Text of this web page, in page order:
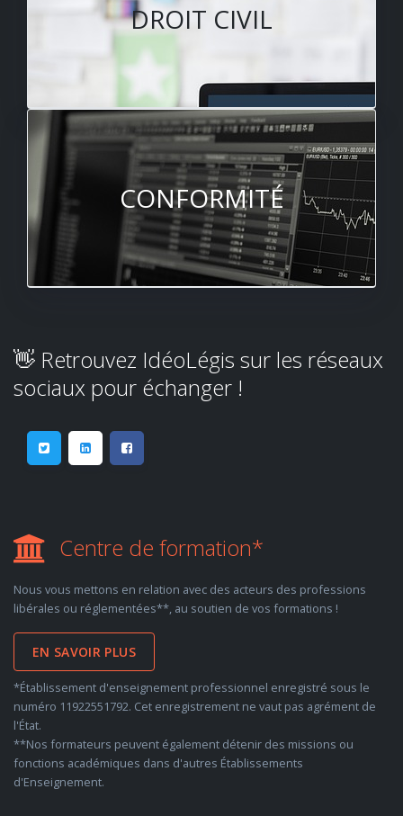
DROIT CIVIL
CONFORMITÉ
👋 Retrouvez IdéoLégis sur les réseaux
sociaux pour échanger !
Centre de formation*
Nous vous mettons en relation avec des acteurs des professions
libérales ou réglementées**, au soutien de vos formations !
EN SAVOIR PLUS
*Établissement d'enseignement professionnel enregistré sous le
numéro 11922551792. Cet enregistrement ne vaut pas agrément de
l'État.
**Nos formateurs peuvent également détenir des missions ou
fonctions académiques dans d'autres Établissements
d'Enseignement.